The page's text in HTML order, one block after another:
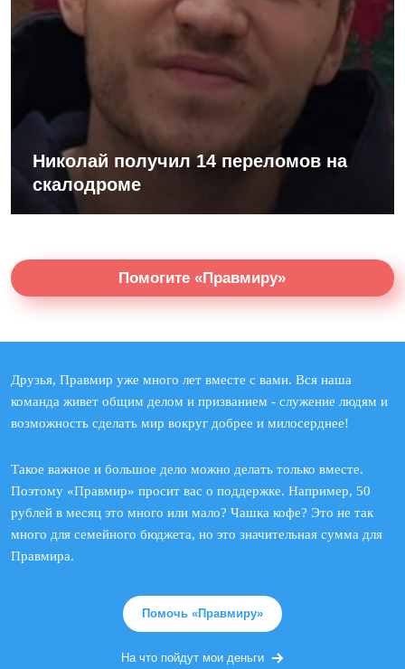
Николай получил 14 переломов на
скалодроме
Помогите «Правмиру»
Друзья, Правмир уже много лет вместе с вами. Вся наша
команда живет общим делом и призванием - служение людям и
возможность сделать мир вокруг добрее и милосерднее!
Такое важное и большое дело можно делать только вместе.
Поэтому «Правмир» просит вас о поддержке. Например, 50
рублей в месяц это много или мало? Чашка кофе? Это не так
много для семейного бюджета, но это значительная сумма для
Правмира.
Помочь «Правмиру»
На что пойдут мои деньги